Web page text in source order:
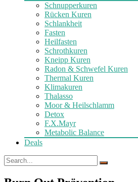
Schnupperkuren
Rücken Kuren
Schlankheit
Fasten
Heilfasten
Schrothkuren
Kneipp Kuren
Radon & Schwefel Kuren
Thermal Kuren
Klimakuren
Thalasso
Moor & Heilschlamm
Detox
F.X.Mayr
Metabolic Balance
Deals